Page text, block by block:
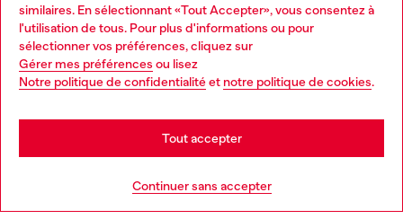
similaires. En sélectionnant «Tout Accepter», vous consentez à
l'utilisation de tous. Pour plus d'informations ou pour
sélectionner vos préférences, cliquez sur
Gérer mes préférences ou lisez
Notre politique de confidentialitéet notre politique de cookies.
Continuer sans accepter
Tout accepter
Découvrez tous nos services, en ligne et en magasin.
En savoir plus
Choose your location
You are currently browsing France website, but it seems you
may be based in United States